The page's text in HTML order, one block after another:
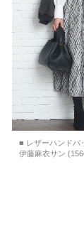
■ レザーハンドバ
伊藤麻衣サン